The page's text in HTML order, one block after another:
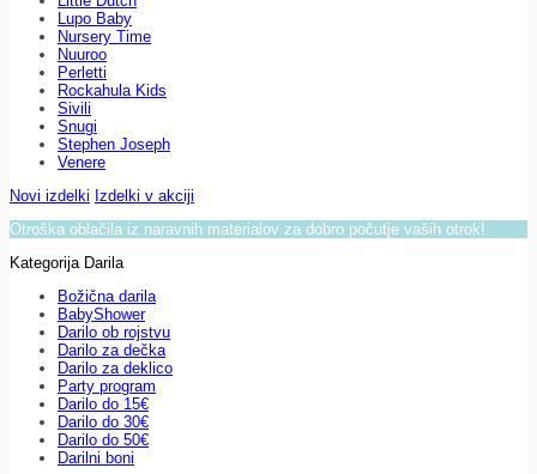
Lupo Baby
Nursery Time
Nuuroo
Perletti
Rockahula Kids
Sivili
Snugi
Stephen Joseph
Venere
Novi izdelki Izdelki v akciji
Otroška oblačila iz naravnih materialov za dobro počutje vaših otrok!
Kategorija Darila
Božična darila
BabyShower
Darilo ob rojstvu
Darilo za dečka
Darilo za deklico
Party program
Darilo do 15€
Darilo do 30€
Darilo do 50€
Darilni boni